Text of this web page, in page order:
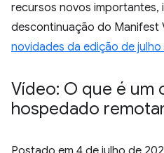
recursos novos importantes,
descontinuação do Manifest
novidades da edição de
Vídeo: O que é um
hospedado